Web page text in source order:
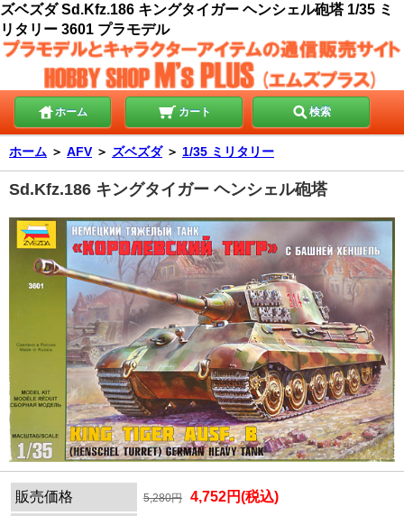
ズベズダ Sd.Kfz.186 キングタイガー ヘンシェル砲塔 1/35 ミ
リタリー 3601 プラモデル
ホーム カート 検索
ホーム ＞ AFV ＞ ズベズダ＞ 1/35 ミリタリー
Sd.Kfz.186 キングタイガー ヘンシェル砲塔
販売価格 5,280円 4,752円(税込)